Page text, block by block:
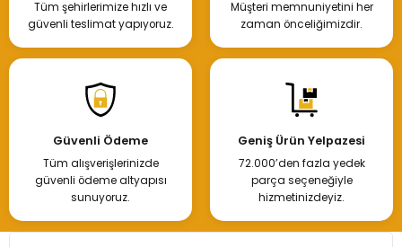
Tüm şehirlerimize hızlı ve
güvenli teslimat yapıyoruz.
Müşteri memnuniyetini her
zaman önceliğimizdir.
Güvenli Ödeme
Tüm alışverişlerinizde
güvenli ödeme altyapısı
sunuyoruz.
Geniş Ürün Yelpazesi
72.000’den fazla yedek
parça seçeneğiyle
hizmetinizdeyiz.